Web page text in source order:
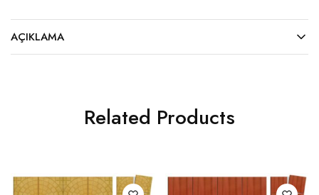
AÇIKLAMA
Related Products